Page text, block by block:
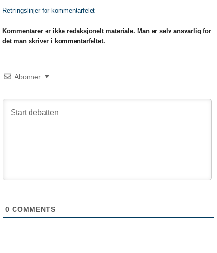
Retningslinjer for kommentarfelet
Kommentarer er ikke redaksjonelt materiale. Man er selv ansvarlig for
det man skriver i kommentarfeltet.
Abonner
0 COMMENTS